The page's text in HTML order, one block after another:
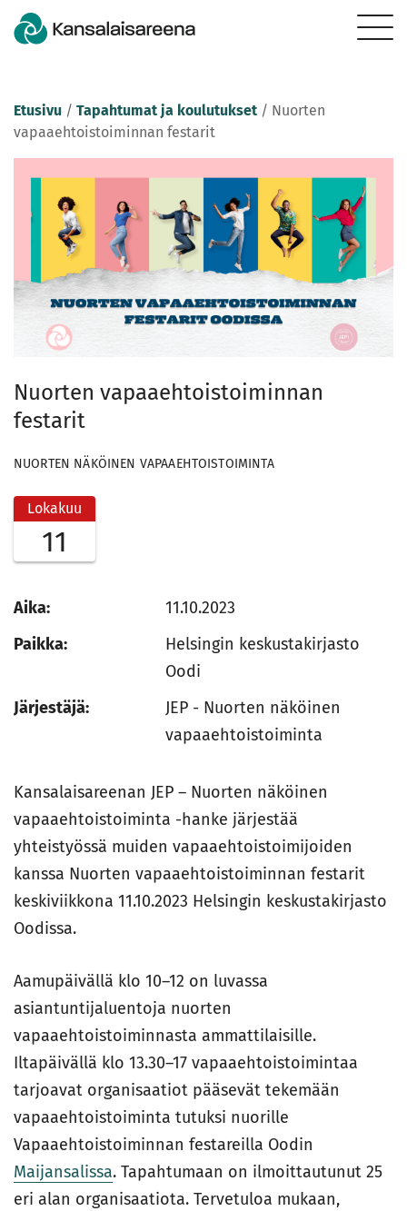
Etusivu / Tapahtumat ja koulutukset / Nuorten
vapaaehtoistoiminnan festarit
Nuorten vapaaehtoistoiminnan
festarit
NUORTEN NÄKÖINEN VAPAAEHTOISTOIMINTA
Lokakuu
11
Aika:
11.10.2023
Paikka:
Helsingin keskustakirjasto
Oodi
Järjestäjä:
JEP - Nuorten näköinen
vapaaehtoistoiminta
Kansalaisareenan JEP – Nuorten näköinen
vapaaehtoistoiminta -hanke järjestää
yhteistyössä muiden vapaaehtoistoimijoiden
kanssa Nuorten vapaaehtoistoiminnan festarit
keskiviikkona 11.10.2023 Helsingin keskustakirjasto
Oodissa.
Aamupäivällä klo 10–12 on luvassa
asiantuntijaluentoja nuorten
vapaaehtoistoiminnasta ammattilaisille.
Iltapäivällä klo 13.30–17 vapaaehtoistoimintaa
tarjoavat organisaatiot pääsevät tekemään
vapaaehtoistoiminta tutuksi nuorille
Vapaaehtoistoiminnan festareilla Oodin
Maijansalissa. Tapahtumaan on ilmoittautunut 25
eri alan organisaatiota. Tervetuloa mukaan,